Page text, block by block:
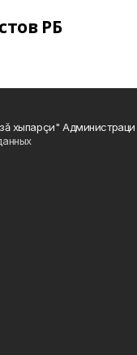
РБ
хыпарçи"